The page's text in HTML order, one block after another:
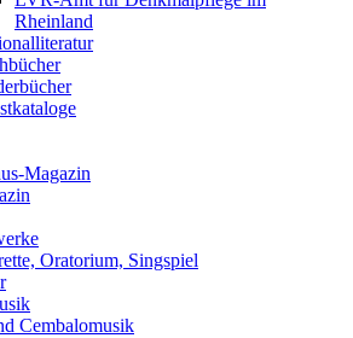
Rheinland
Magazin
Oratorium, Singspiel
Cembalomusik